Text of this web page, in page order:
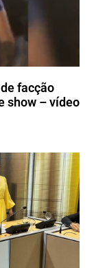
facção
show – vídeo